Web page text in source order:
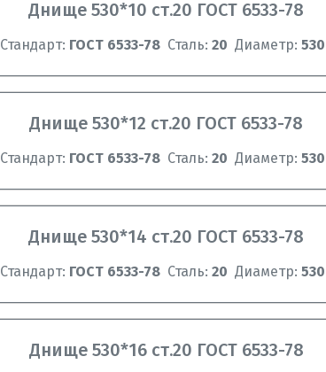
Днище 530*10 ст.20 ГОСТ 6533-78
Стандарт: ГОСТ 6533-78 Сталь:20 Диаметр:530
Днище 530*12 ст.20 ГОСТ 6533-78
Стандарт: ГОСТ 6533-78 Сталь:20 Диаметр:530
Днище 530*14 ст.20 ГОСТ 6533-78
Стандарт: ГОСТ 6533-78 Сталь:20 Диаметр:530
Днище 530*16 ст.20 ГОСТ 6533-78